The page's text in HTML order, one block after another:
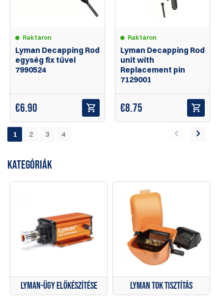
Raktáron
Lyman Decapping Rod
egység fix tűvel
7990524
€6.90
Raktáron
Lyman Decapping Rod
unit with
Replacement pin
7129001
€8.75
1 2 3 4
KATEGÓRIÁK
Lyman-ügy előkészítése Lyman tok tisztítás